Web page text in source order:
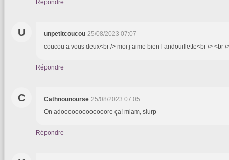
Répondre
U unpetitcoucou 25/08/2023 07:07
coucou a vous deux<br /> moi j aime bien l andouillette<br /> <br
Répondre
C Cathnounourse 25/08/2023 07:05
On adooooooooooooore ça! miam, slurp
Répondre